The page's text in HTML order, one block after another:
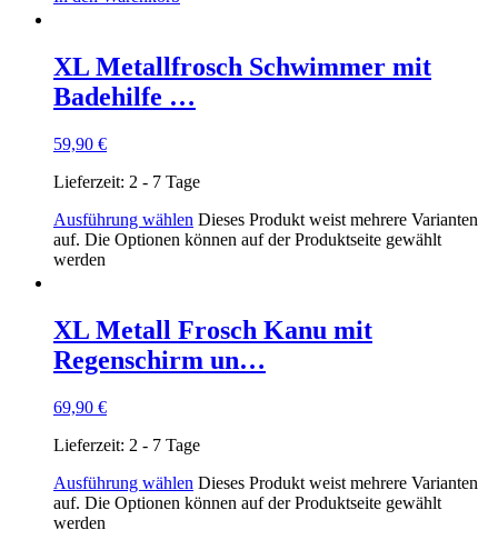
XL Metallfrosch Schwimmer mit
Badehilfe …
59,90 €
Lieferzeit: 2 - 7 Tage
Ausführung wählen Dieses Produkt weist mehrere Varianten
auf. Die Optionen können auf der Produktseite gewählt
werden
XL Metall Frosch Kanu mit
Regenschirm un…
69,90 €
Lieferzeit: 2 - 7 Tage
Ausführung wählen Dieses Produkt weist mehrere Varianten
auf. Die Optionen können auf der Produktseite gewählt
werden